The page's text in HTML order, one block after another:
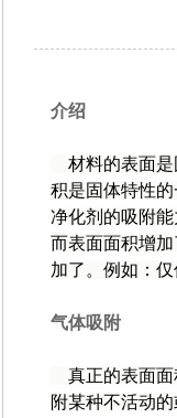
介绍
材料的表面是
积是固体特性
净化剂的吸附
而表面面积增
加了。例如：仅
气体吸附
真正的表面面
附某种不活动